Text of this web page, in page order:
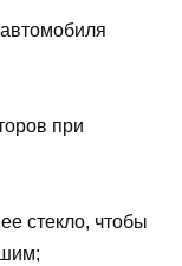
при
стекло, чтобы